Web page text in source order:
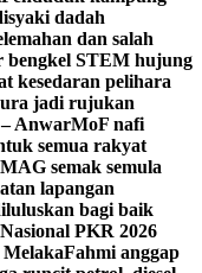
dadah
dan salah
STEM hujung
kesedaran pelihara
jadi rujukan
AnwarMoF nafi
semua rakyat
semak semula
lapangan
bagi baik
PKR 2026
Fahmi anggap